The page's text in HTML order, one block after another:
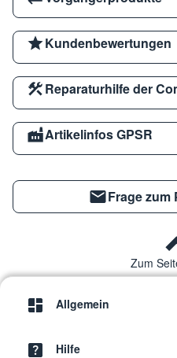
Kundenbewertungen
Reparaturhilfe der
Artikelinfos GPSR
Frage zum
Zum
Allgemein
Hilfe